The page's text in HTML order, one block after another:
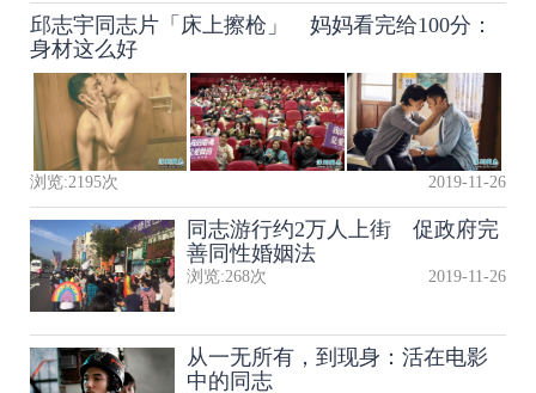
邱志宇同志片「床上擦枪」 妈妈看完给100分：
身材这么好
浏览:2195次 2019-11-26
同志游行约2万人上街 促政府完
善同性婚姻法
浏览:268次 2019-11-26
从一无所有，到现身：活在电影
中的同志